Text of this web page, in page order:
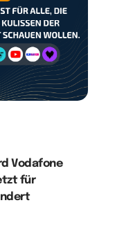
Vodafone
für